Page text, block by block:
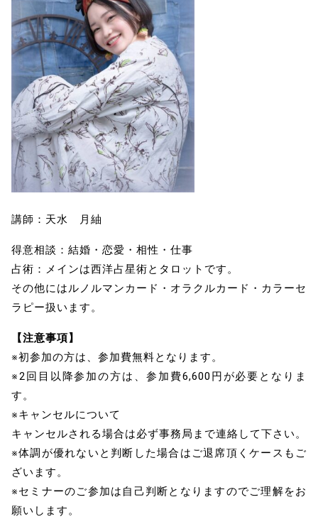
講師：天水 月紬
得意相談：結婚・恋愛・相性・仕事
占術：メインは西洋占星術とタロットです。
その他にはルノルマンカード・オラクルカード・カラーセ
ラピー扱います。
【注意事項】
※初参加の方は、参加費無料となります。
※2回目以降参加の方は、参加費6,600円が必要となりま
す。
※キャンセルについて
キャンセルされる場合は必ず事務局まで連絡して下さい。
※体調が優れないと判断した場合はご退席頂くケースもご
ざいます。
※セミナーのご参加は自己判断となりますのでご理解をお
願いします。